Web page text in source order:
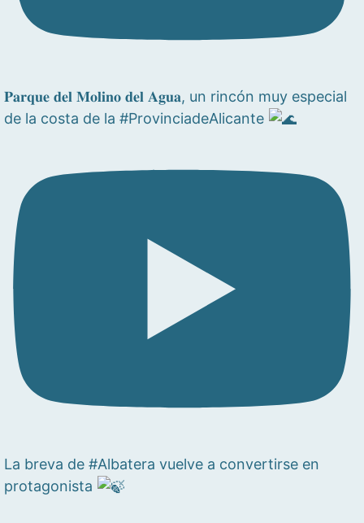
𝐏𝐚𝐫𝐪𝐮𝐞 𝐝𝐞𝐥 𝐌𝐨𝐥𝐢𝐧𝐨 𝐝𝐞𝐥 𝐀𝐠𝐮𝐚, un rincón muy especial
de la costa de la #ProvinciadeAlicante
La breva de #Albatera vuelve a convertirse en
protagonista